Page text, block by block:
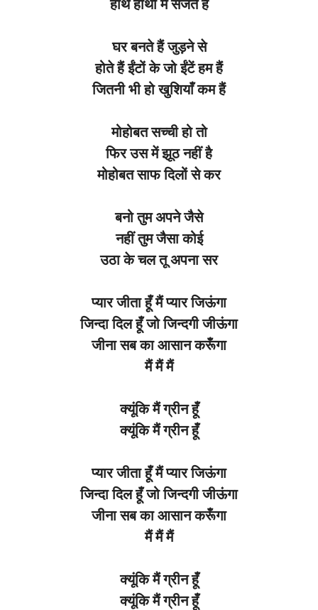
हाथ हाथों में सजते हैं
घर बनते हैं जुड़ने से
होते हैं ईंटों के जो ईंटें हम हैं
जितनी भी हो खुशियाँ कम हैं
मोहोबत सच्ची हो तो
फिर उस में झूठ नहीं है
मोहोबत साफ दिलों से कर
बनो तुम अपने जैसे
नहीं तुम जैसा कोई
उठा के चल तू अपना सर
प्यार जीता हूँ मैं प्यार जिऊंगा
जिन्दा दिल हूँ जो जिन्दगी जीऊंगा
जीना सब का आसान करूँगा
मैं मैं मैं
क्यूंकि मैं ग्रीन हूँ
क्यूंकि मैं ग्रीन हूँ
प्यार जीता हूँ मैं प्यार जिऊंगा
जिन्दा दिल हूँ जो जिन्दगी जीऊंगा
जीना सब का आसान करूँगा
मैं मैं मैं
क्यूंकि मैं ग्रीन हूँ
क्यूंकि मैं ग्रीन हूँ